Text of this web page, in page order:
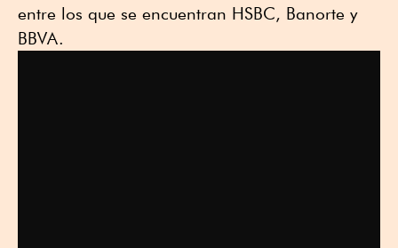
entre los que se encuentran HSBC, Banorte y
BBVA.